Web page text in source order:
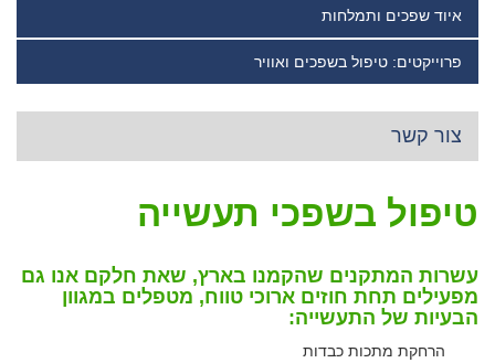
איוד שפכים ותמלחות
פרוייקטים: טיפול בשפכים ואוויר
צור קשר
טיפול בשפכי תעשייה
עשרות המתקנים שהקמנו בארץ, שאת חלקם אנו גם
מפעילים תחת חוזים ארוכי טווח, מטפלים במגוון
הבעיות של התעשייה:
הרחקת מתכות כבדות